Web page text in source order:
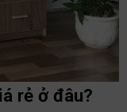
rẻ ở đâu?